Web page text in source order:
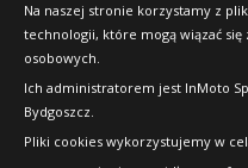
Na naszej stronie korzystamy z
technologii, które mogą wiązać
osobowych.
Ich administratorem jest InMoto
Bydgoszcz.
Pliki cookies wykorzystujemy w
Yokohama
HOMOLOGACJA
Raty
FAQ
OFICJALNY